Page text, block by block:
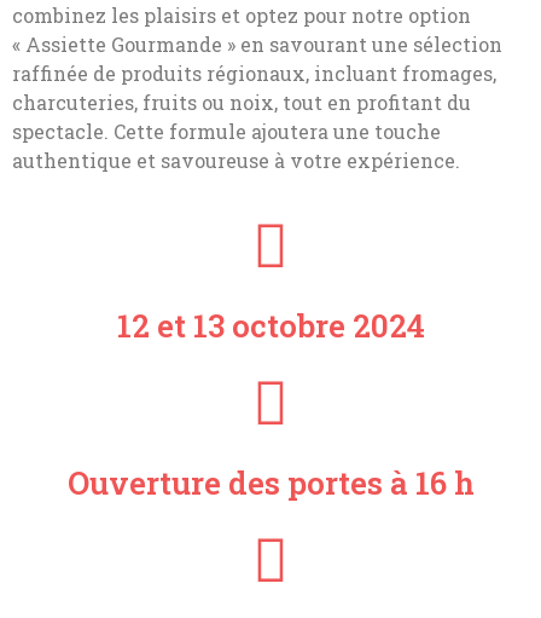
combinez les plaisirs et optez pour notre option
« Assiette Gourmande » en savourant une sélection
raffinée de produits régionaux, incluant fromages,
charcuteries, fruits ou noix, tout en profitant du
spectacle. Cette formule ajoutera une touche
authentique et savoureuse à votre expérience.
12 et 13 octobre 2024
Ouverture des portes à 16 h